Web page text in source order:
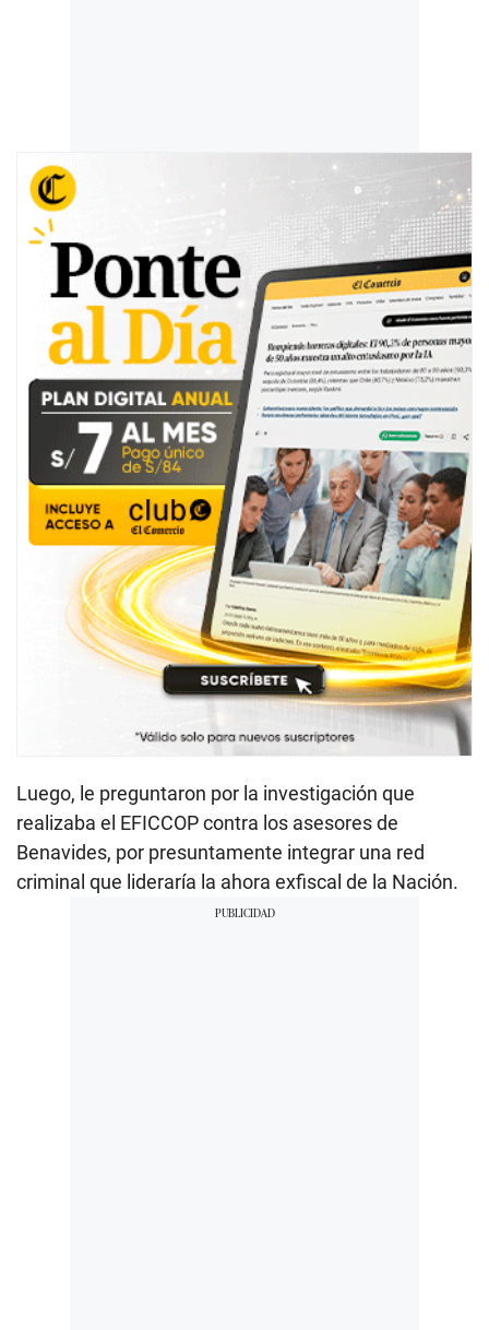
Luego, le preguntaron por la investigación que
realizaba el EFICCOP contra los asesores de
Benavides, por presuntamente integrar una red
criminal que lideraría la ahora exfiscal de la Nación.